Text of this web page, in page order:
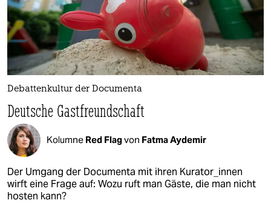
Debattenkultur der Documenta
Deutsche Gastfreundschaft
Kolumne Red Flagvon Fatma Aydemir
Der Umgang der Documenta mit ihren Kurator_innen
wirft eine Frage auf: Wozu ruft man Gäste, die man nicht
hosten kann?